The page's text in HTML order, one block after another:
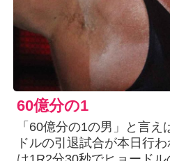
60億分の1
「60億分の1の男」と言
ドルの引退試合が本日行